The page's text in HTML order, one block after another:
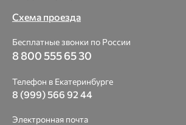
Схема проезда
Бесплатные звонки по России
8 800 555 65 30
Телефон в Екатеринбурге
8 (999) 566 92 44
Электронная почта